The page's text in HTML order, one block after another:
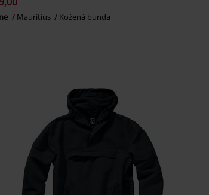
Mauritius Kožená bunda